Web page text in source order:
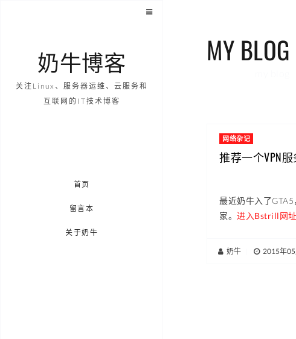
奶牛博客
关注Linux、服务器运维、云服务和
互联网的IT技术博客
首页
留言本
关于奶牛
MY BLOG
网络杂记
推荐一个VPN服
最近奶牛入了
家。 进入Bstrill网址
奶牛 2015年05